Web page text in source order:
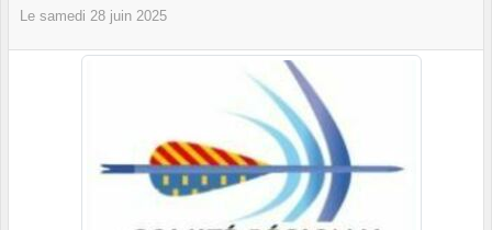
Le samedi 28 juin 2025